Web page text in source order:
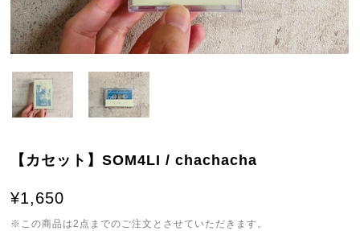
【カセット】SOM4LI / chachacha
¥1,650
※この商品は2点までのご注文とさせていただきます。